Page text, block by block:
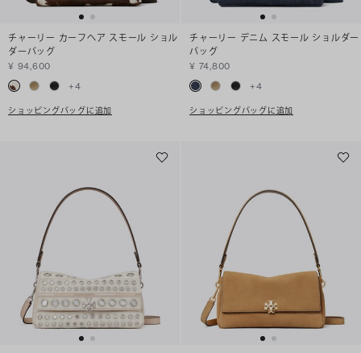
チャーリー カーフヘア スモール ショル
ダーバッグ
¥ 94,600
+4
ショッピングバッグに追加
チャーリー デニム スモール ショルダー
バッグ
¥ 74,800
+4
ショッピングバッグに追加